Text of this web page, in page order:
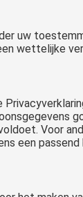
uw
wettelijke
Voor
een passend